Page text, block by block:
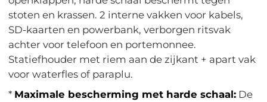
stoten en krassen. 2 interne vakken voor kabels,
SD-kaarten en powerbank, verborgen ritsvak
achter voor telefoon en portemonnee.
Statiefhouder met riem aan de zijkant + apart vak
voor waterfles of paraplu.
* Maximale bescherming met harde schaal: De